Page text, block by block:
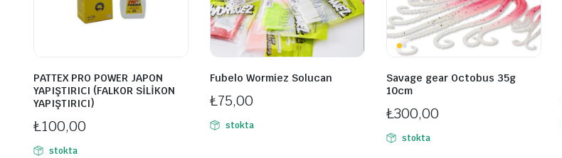
PATTEX PRO POWER JAPON
YAPIŞTIRICI (FALKOR SİLİKON
YAPIŞTIRICI)
₺100,00
stokta
Fubelo Wormiez Solucan
₺75,00
stokta
Savage gear Octobus 35g
10cm
₺300,00
stokta